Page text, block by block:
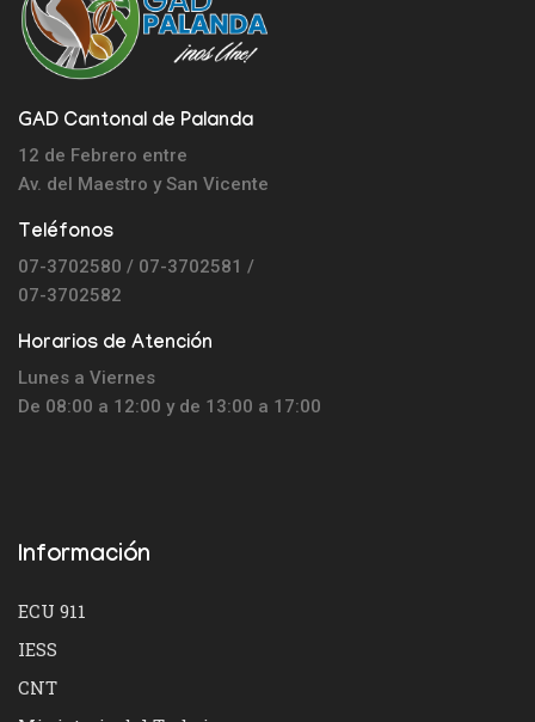
GAD Cantonal de Palanda
12 de Febrero entre
Av. del Maestro ySan Vicente
Teléfonos
07-3702580 / 07-3702581 /
07-3702582
Horarios de Atención
Lunes a Viernes
De 08:00 a 12:00 y de 13:00 a 17:00
Información
ECU 911
IESS
CNT